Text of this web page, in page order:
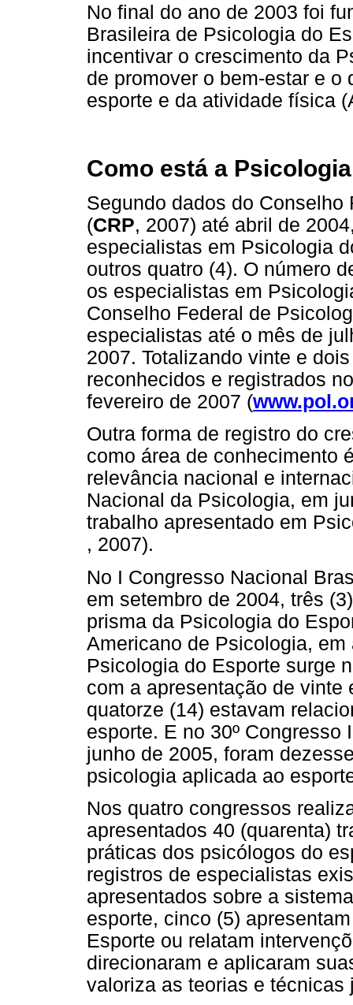
No final do ano de 2003 foi
Brasileira de Psicologia do
incentivar o crescimento da
de promover o bem-estar e
esporte e da atividade física
Como está a
Segundo dados do
(CRP, 2007) até abril de
especialistas em Psicologia
outros quatro (4). O número
os especialistas em
Conselho Federal de
especialistas até o mês de
2007. Totalizando vinte e
reconhecidos e registrados
fevereiro de 2007 (
Outra forma de registro do
como área de conhecimento
relevância nacional e
Nacional da Psicologia, em
trabalho apresentado em
, 2007).
No I Congresso Nacional
em setembro de 2004, três
prisma da Psicologia do
Americano de Psicologia, em
Psicologia do Esporte surge
com a apresentação de vinte
quatorze (14) estavam
esporte. E no 30º
junho de 2005, foram
psicologia aplicada ao
Nos quatro congressos
apresentados 40 (quarenta)
práticas dos psicólogos do
registros de especialistas
apresentados sobre a
esporte, cinco (5)
Esporte ou relatam
direcionaram e aplicaram
valoriza as teorias e